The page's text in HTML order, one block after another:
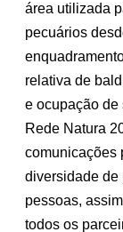
área utilizada
pecuários
relativa de
e ocupação
Rede Natura
comunicações
diversidade de
pessoas,
todos os